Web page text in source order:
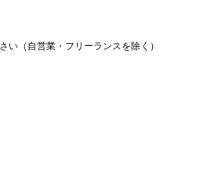
い（自営業・フリーランスを除く）